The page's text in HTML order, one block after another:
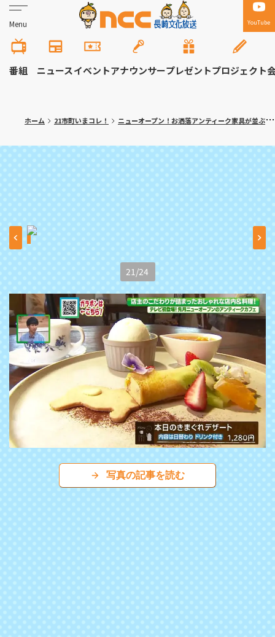
Menu YouTube
番組 ニュースイベントアナウンサープレゼントプロジェクト
ホーム 21市町いまコレ！ ニューオープン！お洒落アンティーク家具が並ぶ インスタ映えカフェ 川棚町「Link cafe petit queue（リンクカフェ プティークー）」
21/24
写真の記事を読む